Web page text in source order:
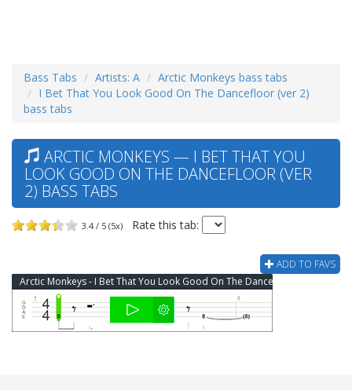
Bass Tabs Artists: A
Arctic Monkeys bass tabs
I Bet That You Look Good On The Dancefloor (ver 2)
bass tabs
ARCTIC MONKEYS — I BET THAT YOU
LOOK GOOD ON THE DANCEFLOOR (VER
2) BASS TABS
3.4 / 5 (5x) Rate this tab:
ADD TO FAVS